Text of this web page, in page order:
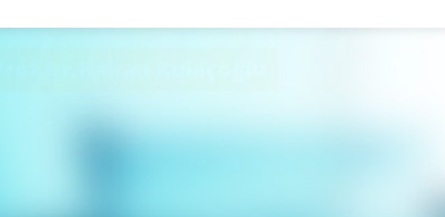
Prof.Dr.Hakan Kulaçoğlu
"Fıtık Cerrahisinde Mükemmel